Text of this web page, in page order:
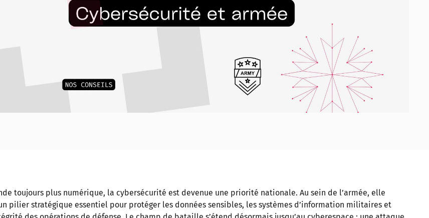
toujours plus numérique, la cybersécurité est devenue une priorité nationale. Au sein de l’armée, elle
pilier stratégique essentiel pour protéger les données sensibles, les systèmes d’information militaires et